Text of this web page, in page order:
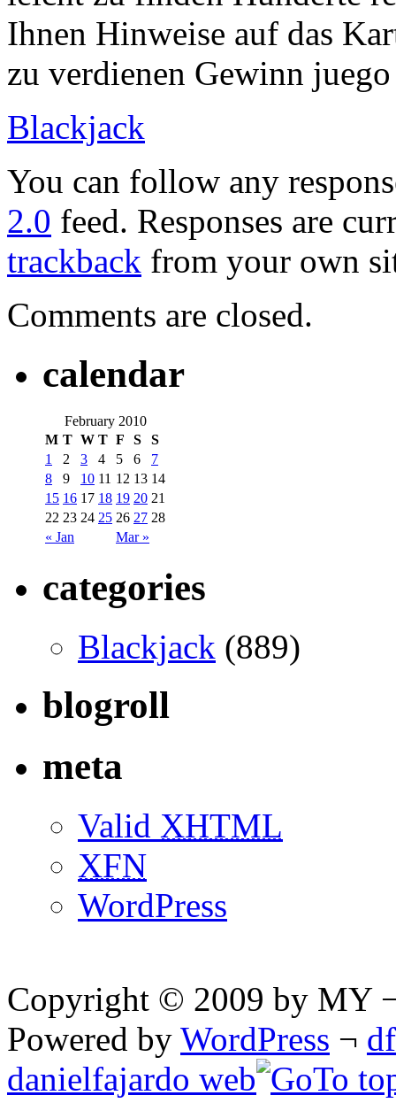
Ihnen Hinweise auf das
zu verdienen Gewinn
Blackjack
You can follow any
2.0 feed. Responses are
trackback from your own
Comments are closed.
calendar
February 2010
M T W T F S S
« Jan Mar »
1 2 3 4 5 6
7
8
9 10 11 12 13 14
15 16 17 18 19 20 21
22 23 24 25 26 27 28
categories
Blackjack (889)
blogroll
meta
Valid XHTML
XFN
WordPress
Copyright © 2009 by MY
Powered by WordPress ¬
danielfajardo web